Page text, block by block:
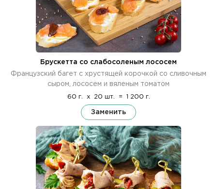
Брускетта со слабосоленым лососем
Французский багет с хрустящей корочкой со сливочным
сыром, лососем и вяленым томатом
60 г. x 20 шт. = 1 200 г.
Заменить